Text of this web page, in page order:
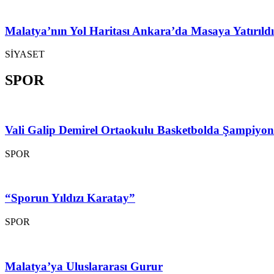
Malatya’nın Yol Haritası Ankara’da Masaya Yatırıldı
SİYASET
SPOR
Vali Galip Demirel Ortaokulu Basketbolda
SPOR
“Sporun Yıldızı Karatay”
SPOR
Malatya’ya Uluslararası Gurur